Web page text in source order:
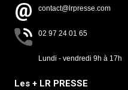
contact@lrpresse.com
02 97 24 01 65
Lundi - vendredi 9h à 17h
Les + LR PRESSE